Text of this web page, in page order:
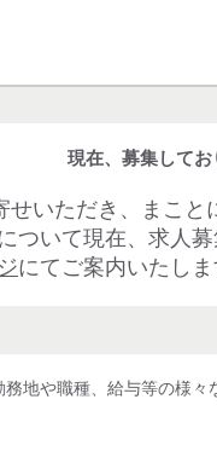
現在、募集してお
せいただき、まこ
ついて現在、求人
にてご案内いたしま
地や職種、給与等の様